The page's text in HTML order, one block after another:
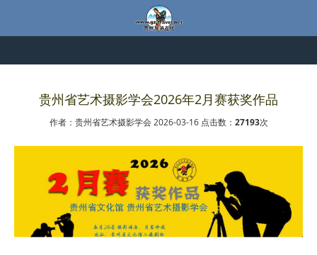
贵州省艺术摄影学会2026年2月赛获奖作品
作者：贵州省艺术摄影学会 2026-03-16 点击数： 27193次